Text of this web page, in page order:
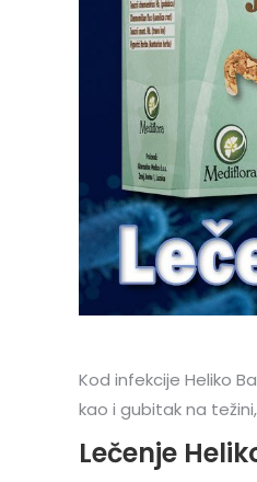
Kod infekcije Heliko
kao i gubitak na
Lečenje